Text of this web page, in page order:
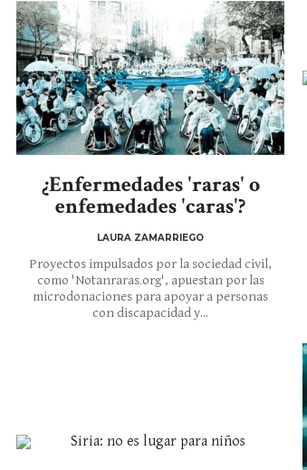
¿Enfermedades 'raras' o
enfemedades 'caras'?
LAURA ZAMARRIEGO
Proyectos impulsados por la sociedad civil,
como 'Notanraras.org', apuestan por las
microdonaciones para apoyar a personas
con discapacidad y...